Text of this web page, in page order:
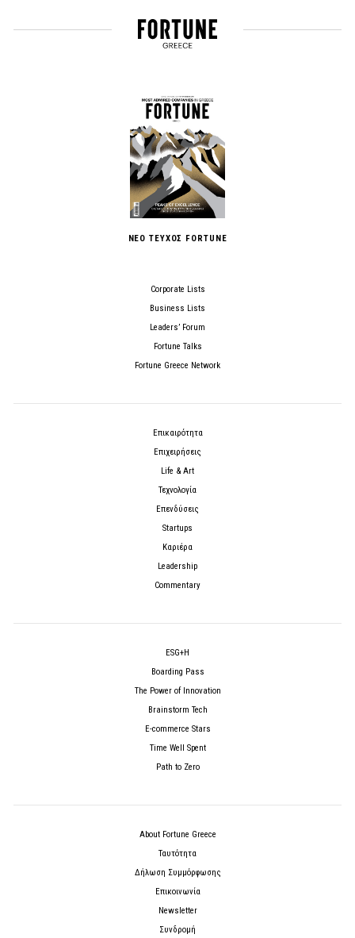
ΝΕΟ ΤΕΥΧΟΣ FORTUNE
Corporate Lists
Business Lists
Leaders’ Forum
Fortune Talks
Fortune Greece Network
Επικαιρότητα
Επιχειρήσεις
Life & Art
Τεχνολογία
Επενδύσεις
Startups
Καριέρα
Leadership
Commentary
ESG+H
Boarding Pass
The Power of Innovation
Brainstorm Tech
E-commerce Stars
Time Well Spent
Path to Zero
About Fortune Greece
Ταυτότητα
Δήλωση Συμμόρφωσης
Επικοινωνία
Newsletter
Συνδρομή